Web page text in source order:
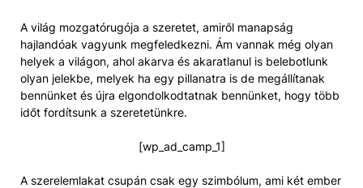
A világ mozgatórugója a szeretet, amiről manapság
hajlandóak vagyunk megfeledkezni. Ám vannak még olyan
helyek a világon, ahol akarva és akaratlanul is belebotlunk
olyan jelekbe, melyek ha egy pillanatra is de megállítanak
bennünket és újra elgondolkodtatnak bennünket, hogy több
időt fordítsunk a szeretetünkre.
[wp_ad_camp_1]
A szerelemlakat csupán csak egy szimbólum, ami két ember